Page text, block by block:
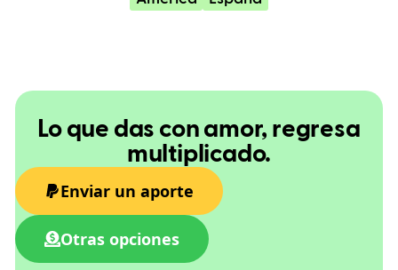
Lo que das con amor, regresa
multiplicado.
Enviar un aporte
Otras opciones